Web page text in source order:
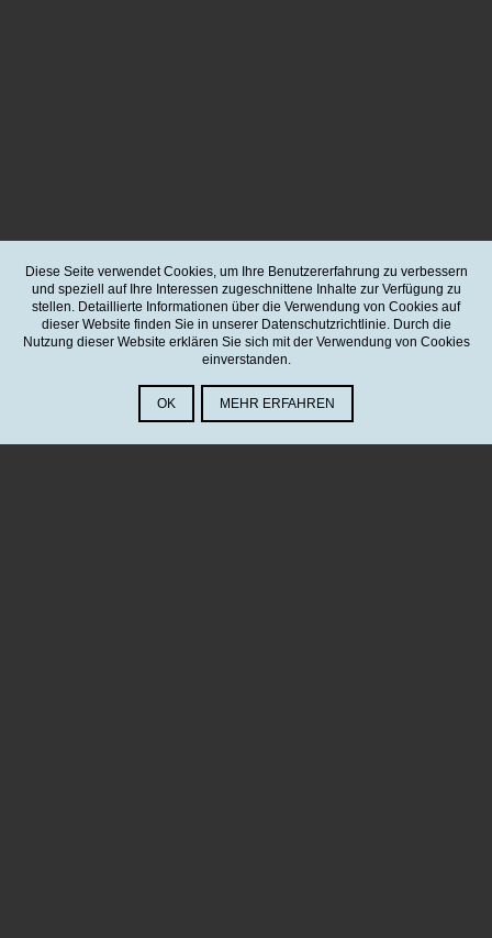
Diese Seite verwendet Cookies, um Ihre Benutzererfahrung zu verbessern
und speziell auf Ihre Interessen zugeschnittene Inhalte zur Verfügung zu
stellen. Detaillierte Informationen über die Verwendung von Cookies auf
dieser Website finden Sie in unserer Datenschutzrichtlinie. Durch die
Nutzung dieser Website erklären Sie sich mit der Verwendung von Cookies
einverstanden.
OK MEHR ERFAHREN